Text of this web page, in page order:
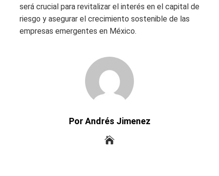
será crucial para revitalizar el interés en el capital de
riesgo y asegurar el crecimiento sostenible de las
empresas emergentes en México.
Por Andrés Jimenez